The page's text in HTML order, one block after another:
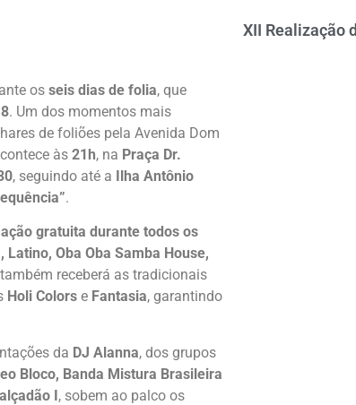
os seis dias de folia, que
. Um dos momentos mais
de foliões pela Avenida Dom
às 21h, na Praça Dr.
, seguindo até a Ilha Antônio
.
gratuita durante todos os
Latino, Oba Oba Samba House,
receberá as tradicionais
Holi Colors e Fantasia, garantindo
da DJ Alanna, dos grupos
Bloco, Banda Mistura Brasileira
I, sobem ao palco os
XII Realização